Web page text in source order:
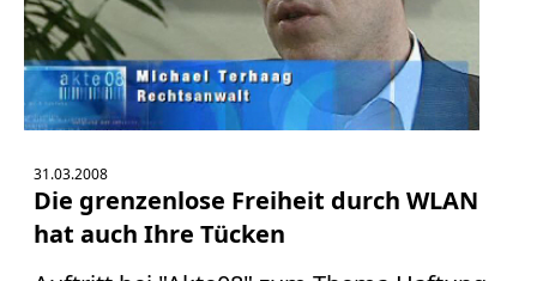
31.03.2008
Die grenzenlose Freiheit durch WLAN
hat auch Ihre Tücken